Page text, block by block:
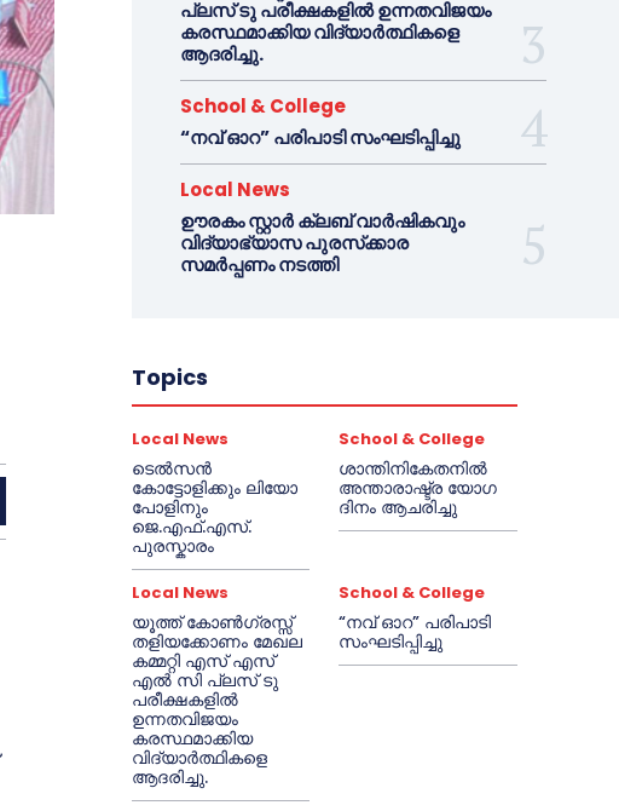
പ്ലസ് ടു പരീക്ഷകളിൽ ഉന്നതവിജയം
കരസ്ഥമാക്കിയ വിദ്യാർത്ഥികളെ
ആദരിച്ചു.
School & College
“നവ് ഓറ” പരിപാടി സംഘടിപ്പിച്ചു
Local News
ഊരകം സ്റ്റാർ ക്ലബ് വാർഷികവും
വിദ്യാഭ്യാസ പുരസ്‌ക്കാര
സമർപ്പണം നടത്തി
Topics
Local News
ടെൽസൻ
കോട്ടോളിക്കും ലിയോ
പോളിനും
ജെ.എഫ്.എസ്.
പുരസ്കാരം
School & College
ശാന്തിനികേതനിൽ
അന്താരാഷ്ട്ര യോഗ
ദിനം ആചരിച്ചു
Local News
യൂത്ത് കോൺഗ്രസ്സ്
തളിയക്കോണം മേഖല
കമ്മറ്റി എസ് എസ്
എൽ സി പ്ലസ് ടു
പരീക്ഷകളിൽ
ഉന്നതവിജയം
കരസ്ഥമാക്കിയ
വിദ്യാർത്ഥികളെ
ആദരിച്ചു.
School & College
“നവ് ഓറ” പരിപാടി
സംഘടിപ്പിച്ചു